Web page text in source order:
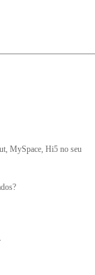
MySpace, Hi5 no seu